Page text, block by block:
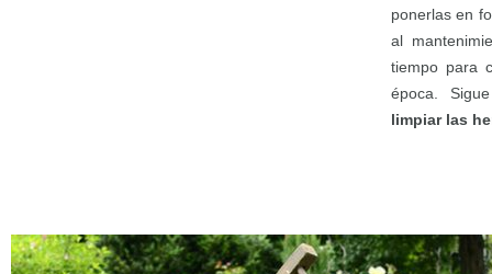
ponerlas en
al
tiempo para
época.
limpiar las